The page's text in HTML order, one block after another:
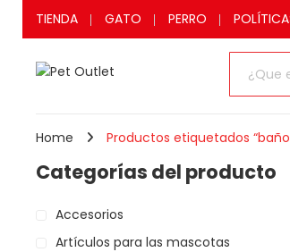
TIENDA GATO PERRO
Home Productos etiquetados
Categorías del producto
Accesorios
Artículos para las mascotas